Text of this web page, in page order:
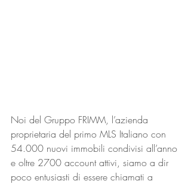
Noi del Gruppo FRIMM, l’azienda
proprietaria del primo MLS Italiano con
54.000 nuovi immobili condivisi all’anno
e oltre 2700 account attivi, siamo a dir
poco entusiasti di essere chiamati a